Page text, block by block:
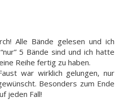
Alle Bände gelesen und ich
5 Bände sind und ich hatte
Reihe fertig zu haben.
war wirklich gelungen, nur
Besonders zum Ende
jeden Fall!